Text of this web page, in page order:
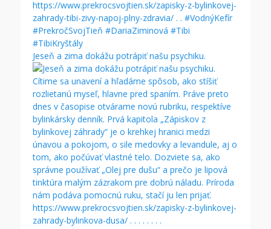
Jeseň a zima dokážu potrápiť našu psychiku.